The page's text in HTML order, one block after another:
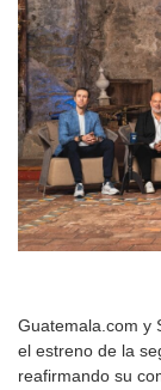
Guatemala.com y
el estreno de la
reafirmando su